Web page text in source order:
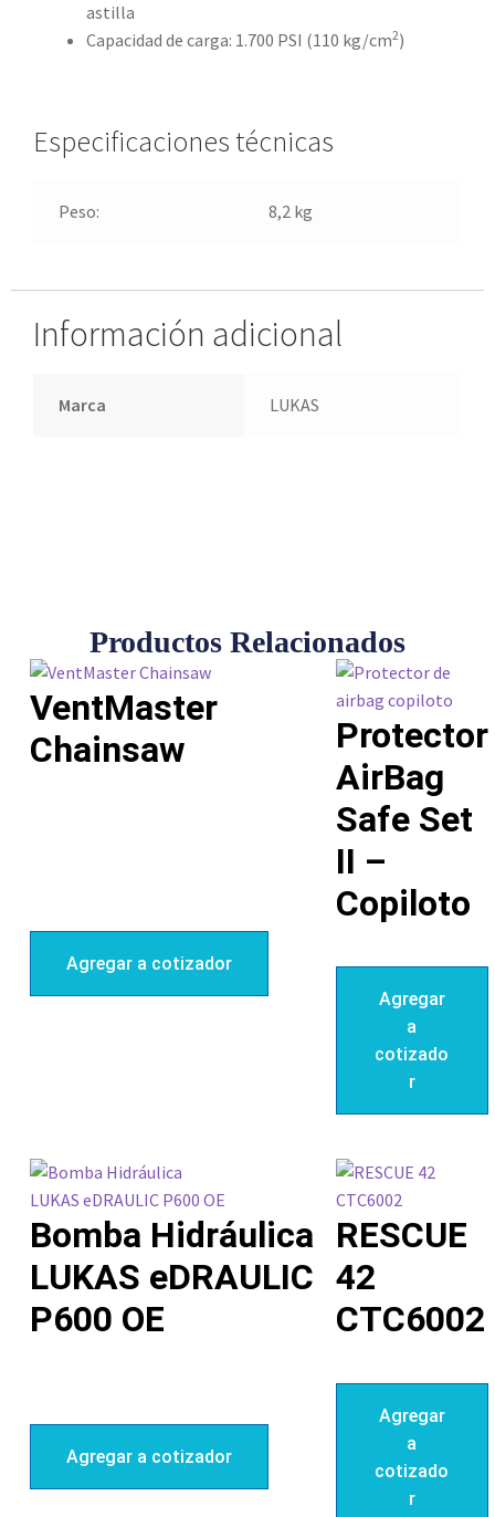
astilla
Capacidad de carga: 1.700 PSI (110 kg/cm2)
Especificaciones técnicas
Peso: 8,2 kg
Información adicional
Marca LUKAS
Productos Relacionados
VentMaster
Chainsaw
Agregar a cotizador
Protector
AirBag
Safe Set
II –
Copiloto
Agregar
a
cotizado
r
Bomba Hidráulica
LUKAS eDRAULIC
P600 OE
Agregar a cotizador
RESCUE
42
CTC6002
Agregar
a
cotizado
r